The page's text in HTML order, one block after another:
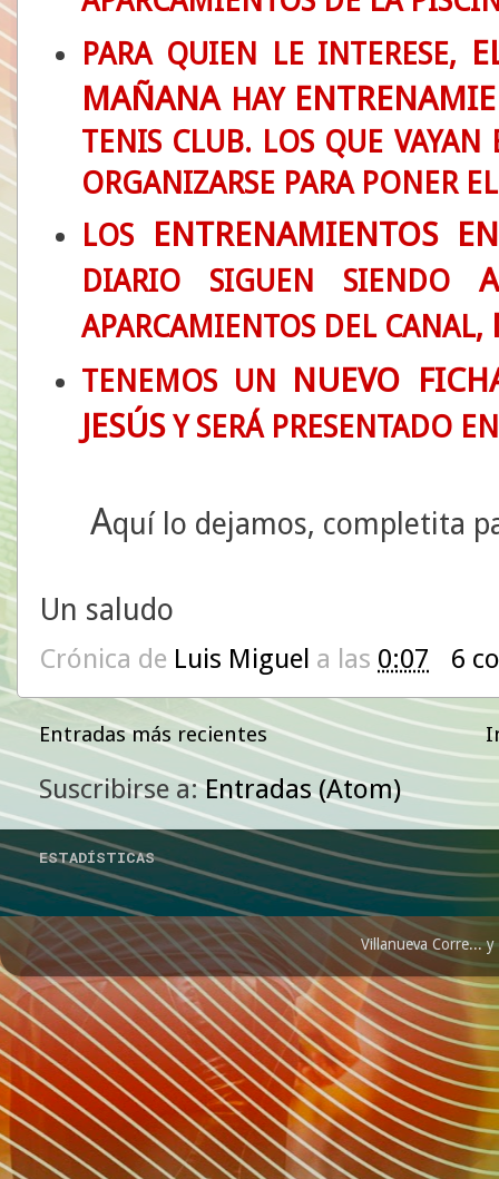
PARA QUIEN LE INTERESE,
MAÑANAHAY
TENIS CLUB. LOS QUE
ORGANIZARSE PARA PONER
LOS
ENTRENAMIENTOS
DIARIO SIGUEN SIENDO
APARCAMIENTOS DEL CANAL,
TENEMOS UN NUEVO
JESÚSY SERÁ PRESENTADO
Aquí lo dejamos, completita
Un saludo
Crónica de Luis Miguel a las 0:07 6
Entradas más recientes
Suscribirse a:Entradas (Atom)
ESTADÍSTICAS
Villanueva Corre...